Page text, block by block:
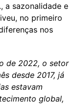
a sazonalidade e
no primeiro
nos
de 2022, o setor
desde 2017, já
estavam
global,